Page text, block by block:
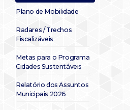
Plano de Mobilidade
Radares / Trechos
Fiscalizáveis
Metas para o Programa
Cidades Sustentáveis
Relatório dos Assuntos
Municipais 2026